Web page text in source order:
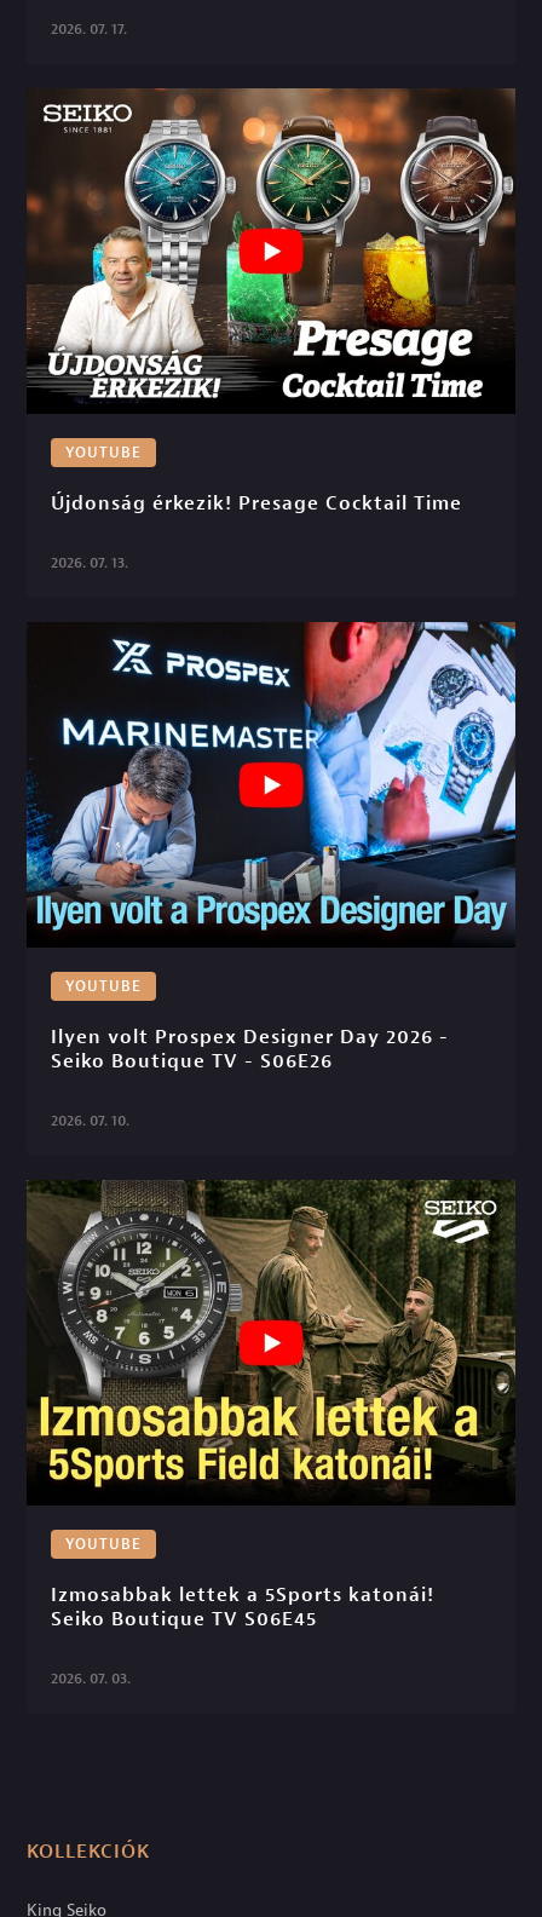
2026. 07. 17.
YOUTUBE
Újdonság érkezik! Presage Cocktail Time
2026. 07. 13.
YOUTUBE
Ilyen volt Prospex Designer Day 2026 -
Seiko Boutique TV - S06E26
2026. 07. 10.
YOUTUBE
Izmosabbak lettek a 5Sports katonái!
Seiko Boutique TV S06E45
2026. 07. 03.
KOLLEKCIÓK
King Seiko